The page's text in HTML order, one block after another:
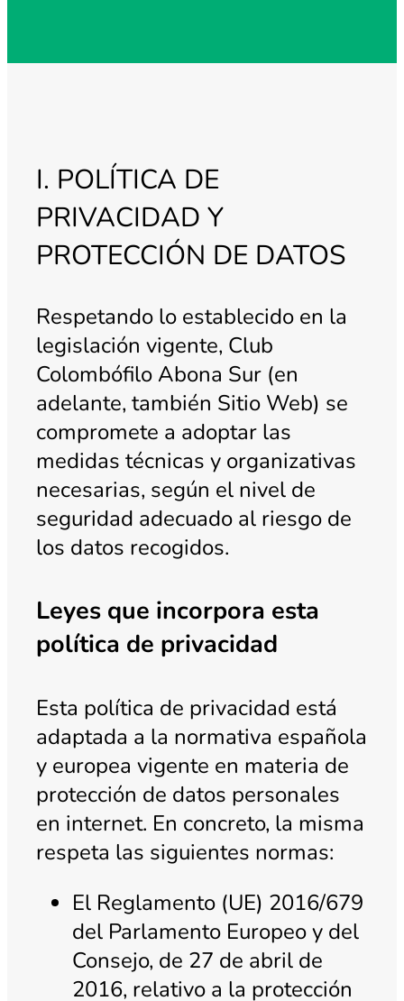
I. POLÍTICA DE
PRIVACIDAD Y
PROTECCIÓN DE DATOS
Respetando lo establecido en la
legislación vigente, Club
Colombófilo Abona Sur (en
adelante, también Sitio Web) se
compromete a adoptar las
medidas técnicas y organizativas
necesarias, según el nivel de
seguridad adecuado al riesgo de
los datos recogidos.
Leyes que incorpora esta
política de privacidad
Esta política de privacidad está
adaptada a la normativa española
y europea vigente en materia de
protección de datos personales
en internet. En concreto, la misma
respeta las siguientes normas:
El Reglamento (UE) 2016/679
del Parlamento Europeo y del
Consejo, de 27 de abril de
2016, relativo a la protección